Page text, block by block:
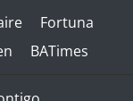
Fortuna
BATimes